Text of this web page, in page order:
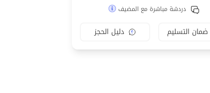
دردشة مباشرة مع المضيف
ضمان التسليم دليل الحجز